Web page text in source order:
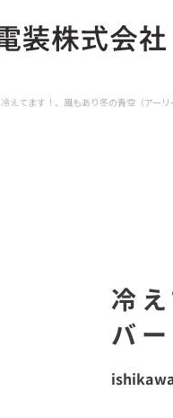
冷えてます！、風もあり冬の青空（アーリ
冷
バー